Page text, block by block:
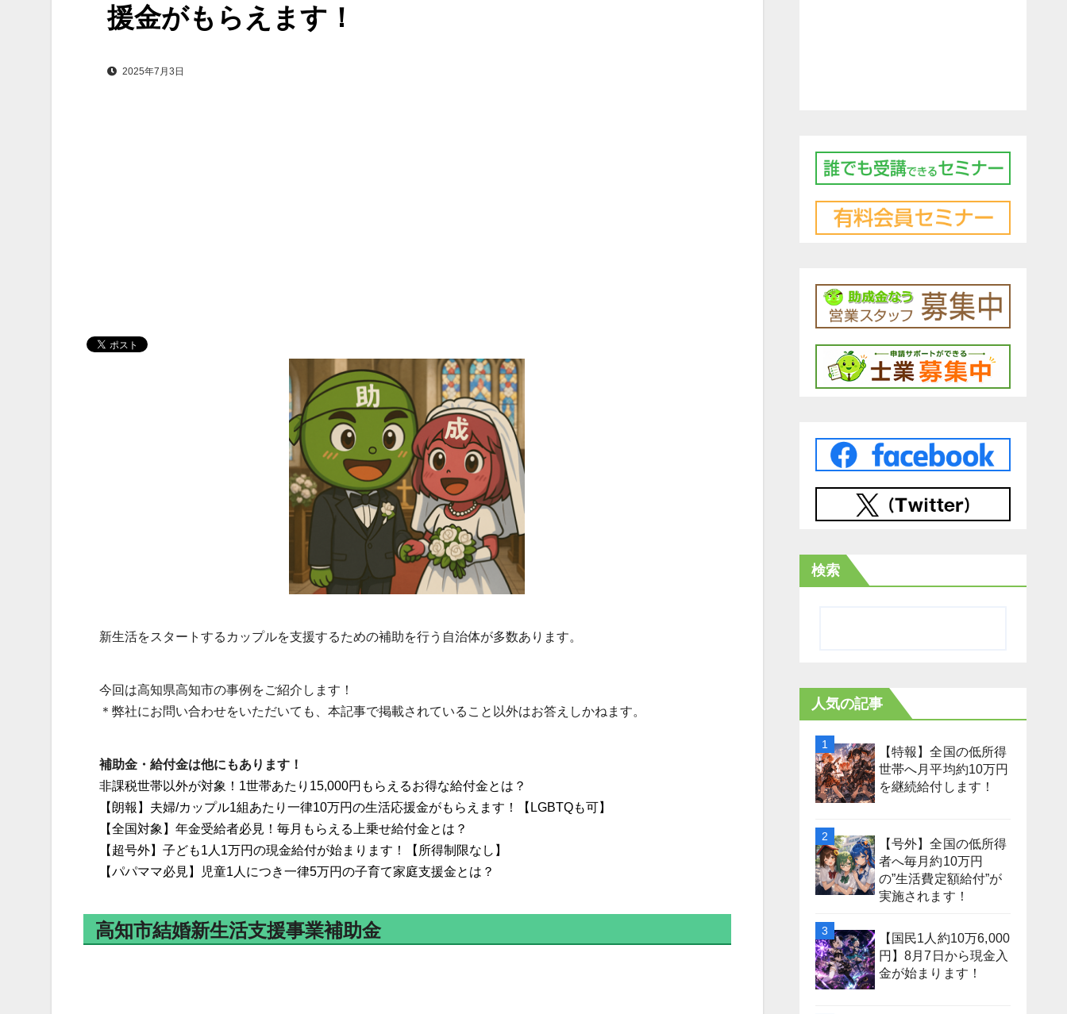
援金がもらえます！
2025年7月3日
新生活をスタートするカップルを支援するための補助を行う自治体が多数あります。
今回は高知県高知市の事例をご紹介します！
＊弊社にお問い合わせをいただいても、本記事で掲載されていること以外はお答えしかねます。
補助金・給付金は他にもあります！
非課税世帯以外が対象！1世帯あたり15,000円もらえるお得な給付金とは？
【朗報】夫婦/カップル1組あたり一律10万円の生活応援金がもらえます！【LGBTQも可】
【全国対象】年金受給者必見！毎月もらえる上乗せ給付金とは？
【超号外】子ども1人1万円の現金給付が始まります！【所得制限なし】
【パパママ必見】児童1人につき一律5万円の子育て家庭支援金とは？
高知市結婚新生活支援事業補助金
検索
人気の記事
【特報】全国の低所得
世帯へ月平均約10万円
を継続給付します！
【号外】全国の低所得
者へ毎月約10万円
の”生活費定額給付”が
実施されます！
【国民1人約10万6,000
円】8月7日から現金入
金が始まります！